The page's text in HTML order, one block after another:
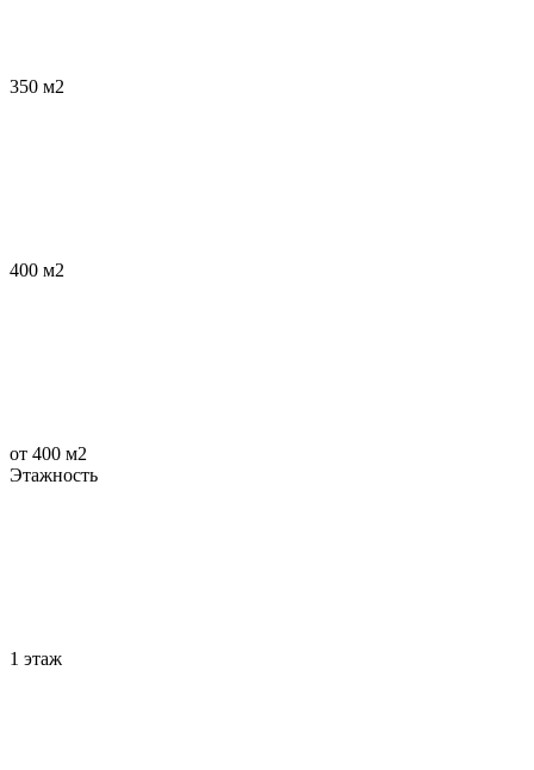
350 м2
400 м2
от 400 м2
Этажность
1 этаж